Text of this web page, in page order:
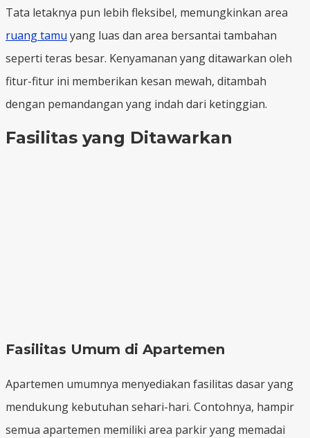
Tata letaknya pun lebih fleksibel, memungkinkan area
ruang tamu yang luas dan area bersantai tambahan
seperti teras besar. Kenyamanan yang ditawarkan oleh
fitur-fitur ini memberikan kesan mewah, ditambah
dengan pemandangan yang indah dari ketinggian.
Fasilitas yang Ditawarkan
Fasilitas Umum di Apartemen
Apartemen umumnya menyediakan fasilitas dasar yang
mendukung kebutuhan sehari-hari. Contohnya, hampir
semua apartemen memiliki area parkir yang memadai